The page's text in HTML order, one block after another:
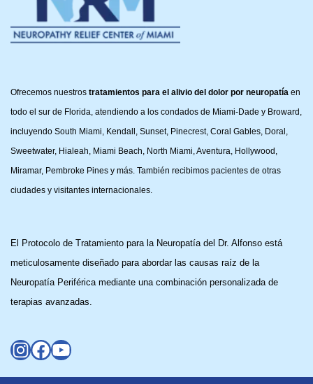
Ofrecemos nuestros tratamientos para el alivio del dolor por neuropatía en
todo el sur de Florida, atendiendo a los condados de Miami-Dade y Broward,
incluyendo South Miami, Kendall, Sunset, Pinecrest, Coral Gables, Doral,
Sweetwater, Hialeah, Miami Beach, North Miami, Aventura, Hollywood,
Miramar, Pembroke Pines y más. También recibimos pacientes de otras
ciudades y visitantes internacionales.
El Protocolo de Tratamiento para la Neuropatía del Dr. Alfonso está
meticulosamente diseñado para abordar las causas raíz de la
Neuropatía Periférica mediante una combinación personalizada de
terapias avanzadas.